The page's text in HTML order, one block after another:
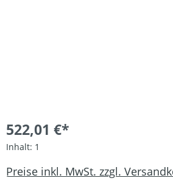
522,01 €*
Inhalt: 1
Preise inkl. MwSt. zzgl.